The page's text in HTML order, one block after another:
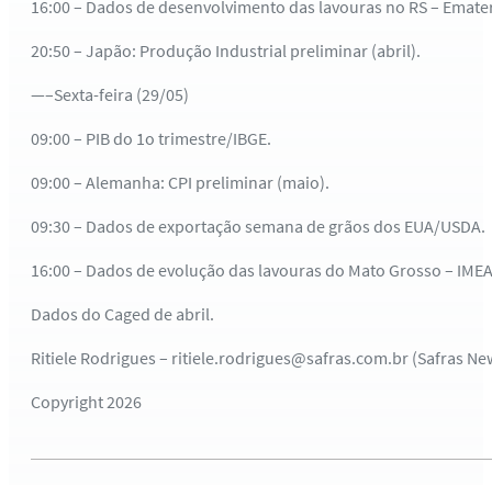
16:00 – Dados de desenvolvimento das lavouras no RS –
20:50 – Japão: Produção Industrial preliminar (abril).
—–Sexta-feira (29/05)
09:00 – PIB do 1o trimestre/IBGE.
09:00 – Alemanha: CPI preliminar (maio).
09:30 – Dados de exportação semana de grãos dos EUA/USDA.
16:00 – Dados de evolução das lavouras do Mato Grosso –
Dados do Caged de abril.
Ritiele Rodrigues – ritiele.rodrigues@safras.com.br (Safras
Copyright 2026